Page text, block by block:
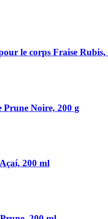
le corps Fraise Rubis,
Noire, 200 g
200 ml